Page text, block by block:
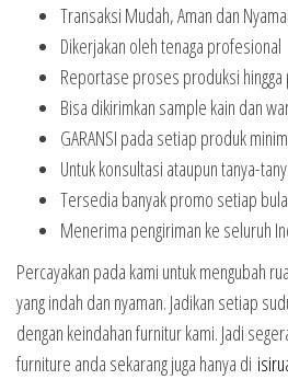
Transaksi Mudah, Aman dan
Dikerjakan oleh tenaga profesional
Reportase proses produksi hingga
Bisa dikirimkan sample kain dan
GARANSI pada setiap produk
Untuk konsultasi ataupun tanya-
Tersedia banyak promo setiap
Menerima pengiriman ke seluruh
Percayakan pada kami untuk mengubah
yang indah dan nyaman. Jadikan setiap
dengan keindahan furnitur kami. Jadi
furniture anda sekarang juga hanya di